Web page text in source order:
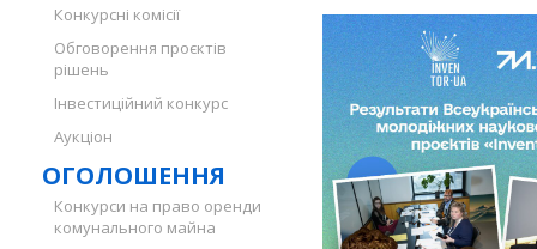
Конкурсні комісії
Обговорення проєктів
рішень
Інвестиційний конкурс
Аукціон
ОГОЛОШЕННЯ
Конкурси на право оренди
комунального майна